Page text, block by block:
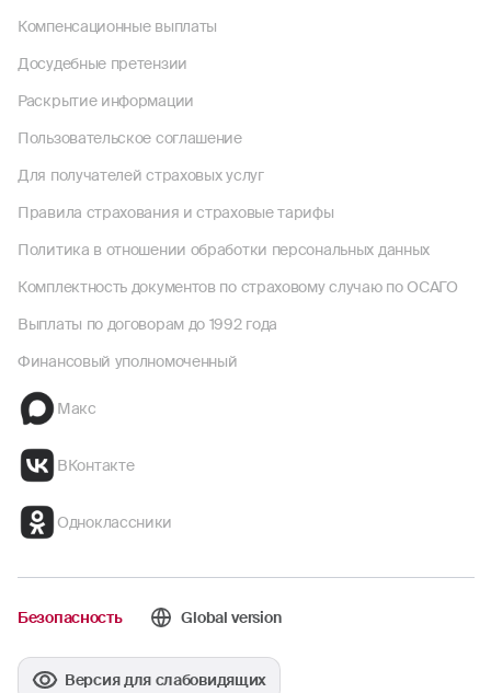
Компенсационные выплаты
Досудебные претензии
Раскрытие информации
Пользовательское соглашение
Для получателей страховых услуг
Правила страхования и страховые тарифы
Политика в отношении обработки персональных данных
Комплектность документов по страховому случаю по ОСАГО
Выплаты по договорам до 1992 года
Финансовый уполномоченный
Макс
ВКонтакте
Одноклассники
Безопасность Global version
Версия для слабовидящих